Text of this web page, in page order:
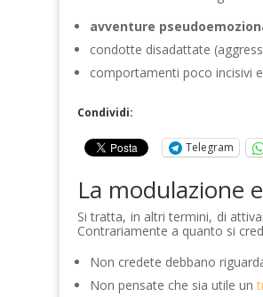
avventure
condotte disadattate
comportamenti poco incisivi
Condividi:
Telegram
La modulazione
Si tratta, in altri termini, di
Contrariamente a quanto si
Non credete debbano
Non pensate che sia utile un